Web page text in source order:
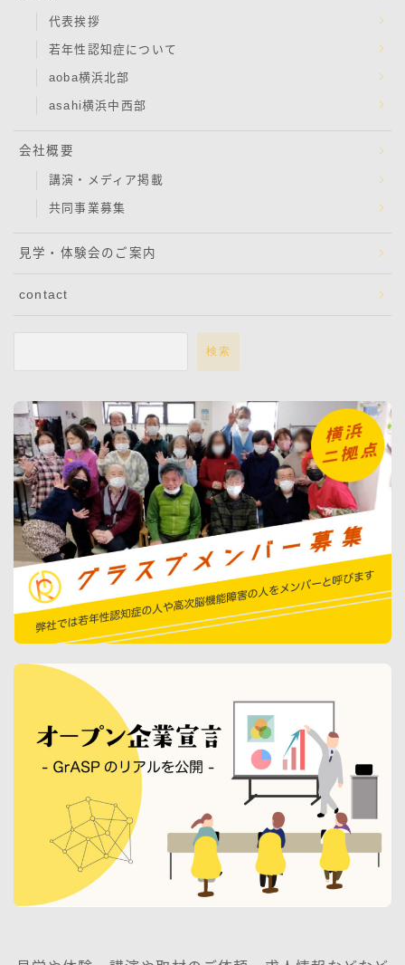
代表挨拶
若年性認知症について
aoba横浜北部
asahi横浜中西部
会社概要
講演・メディア掲載
共同事業募集
見学・体験会のご案内
contact
検索